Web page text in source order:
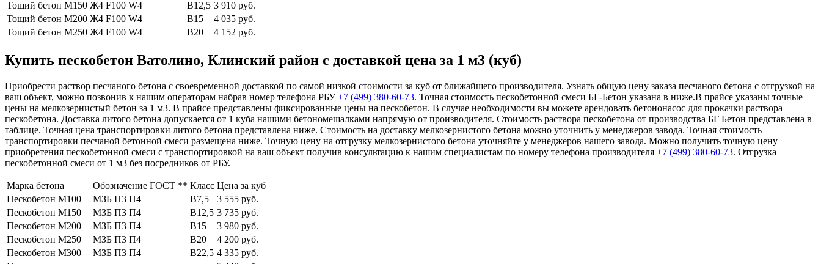
Тощий бетон М150 Ж4 F100 W4 В12,5 3 910 руб.
Тощий бетон М200 Ж4 F100 W4 В15
4 035 руб.
Тощий бетон М250 Ж4 F100 W4 В20 4 152 руб.
Купить пескобетон Ватолино, Клинский район с доставкой цена за 1 м3 (куб)
Приобрести раствор песчаного бетона с своевременной доставкой по самой низкой стоимости за куб от ближайшего производителя. Узнать общую цену заказа песчаного бетона с отгрузкой на
ваш объект, можно позвонив к нашим операторам набрав номер телефона РБУ+7 (499) 380-60-73. Точная стоимость пескобетонной смеси БГ-Бетон указана в ниже.В прайсе указаны точные
цены на мелкозернистый бетон за 1 м3. В прайсе представлены фиксированные цены на пескобетон. В случае необходимости вы можете арендовать бетононасос для прокачки раствора
пескобетона. Доставка литого бетона допускается от 1 куба нашими бетономешалками напрямую от производителя. Стоимость раствора пескобетона от производства БГ Бетон представлена в
таблице. Точная цена транспортировки литого бетона представлена ниже. Стоимость на доставку мелкозернистого бетона можно уточнить у менеджеров завода. Точная стоимость
транспортировки песчаной бетонной смеси размещена ниже. Точную цену на отгрузку мелкозернистого бетона уточняйте у менеджеров нашего завода. Можно получить точную цену
приобретения пескобетонной смеси с транспортировкой на ваш объект получив консультацию к нашим специалистам по номеру телефона производителя +7 (499) 380-60-73. Отгрузка
пескобетонной смеси от 1 м3 без посредников от РБУ.
Марка бетона Обозначение ГОСТ ** Класс Цена за куб
Пескобетон М100
МЗБ П3 П4 В7,5
3 555 руб.
Пескобетон М150
МЗБ П3 П4 В12,5 3 735 руб.
Пескобетон М200
МЗБ П3 П4 В15
3 980 руб.
Пескобетон М250
МЗБ П3 П4 В20
4 200 руб.
Пескобетон М300
МЗБ П3 П4 В22,5 4 335 руб.